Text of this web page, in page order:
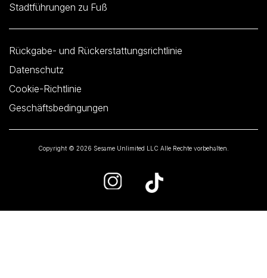
Stadtführungen zu Fuß
Rückgabe- und Rückerstattungsrichtlinie
Datenschutz
Cookie-Richtlinie
Geschäftsbedingungen
Copyright © 2026 Sesame Unlimited LLC Alle Rechte vorbehalten.